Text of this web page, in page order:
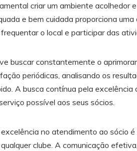
criar um ambiente acolhedor
e bem cuidada proporciona
o local e participar das
buscar constantemente o
periódicas, analisando os
A busca contínua pela excelência
possível aos seus sócios.
excelência no atendimento ao sócio
clube. A comunicação